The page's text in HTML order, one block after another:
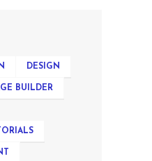
DESIGN
BUILDER